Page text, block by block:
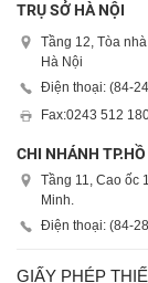
TRỤ SỞ HÀ NỘI
Tầng 12, Tòa
Hà Nội
Điện thoại: (84-
Fax:0243 512
CHI NHÁNH
Tầng 11, Cao ốc
Minh.
Điện thoại: (84-
GIẤY PHÉP